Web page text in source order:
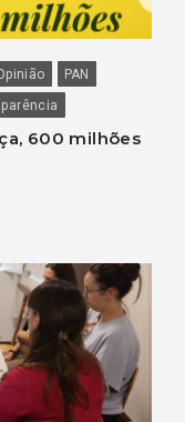
PAN
600 milhões